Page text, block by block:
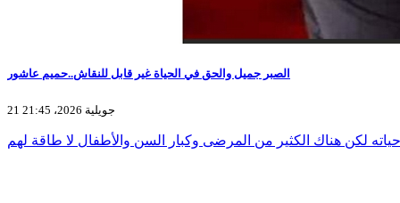
الصبر جميل والحق في الحياة غير قابل للنقاش..حميم عاشور
21 جويلية 2026، 21:45